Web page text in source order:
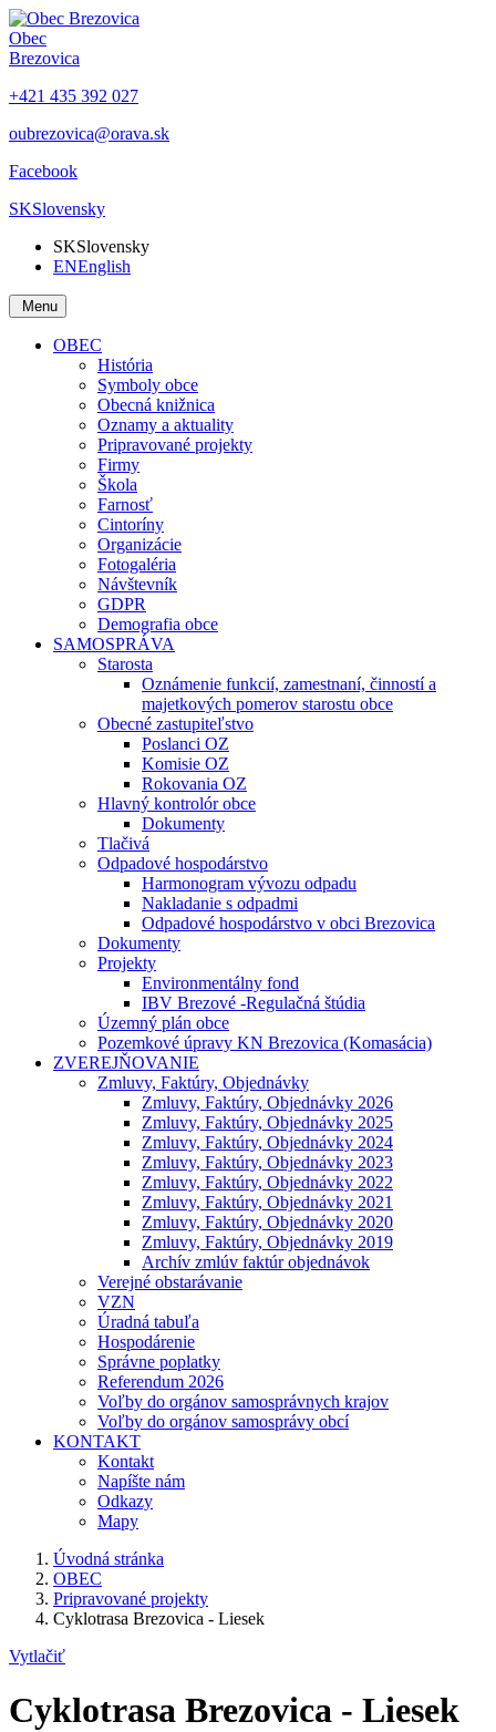
Obec
Brezovica
+421 435 392 027
oubrezovica@orava.sk
Facebook
SKSlovensky
SKSlovensky
ENEnglish
Menu
OBEC
História
Symboly obce
Obecná knižnica
Oznamy a aktuality
Pripravované projekty
Firmy
Škola
Farnosť
Cintoríny
Organizácie
Fotogaléria
Návštevník
GDPR
Demografia obce
SAMOSPRÁVA
Starosta
Oznámenie funkcií, zamestnaní, činností a
majetkových pomerov starostu obce
Obecné zastupiteľstvo
Poslanci OZ
Komisie OZ
Rokovania OZ
Hlavný kontrolór obce
Dokumenty
Tlačivá
Odpadové hospodárstvo
Harmonogram vývozu odpadu
Nakladanie s odpadmi
Odpadové hospodárstvo v obci Brezovica
Dokumenty
Projekty
Environmentálny fond
IBV Brezové -Regulačná štúdia
Územný plán obce
Pozemkové úpravy KN Brezovica (Komasácia)
ZVEREJŇOVANIE
Zmluvy, Faktúry, Objednávky
Zmluvy, Faktúry, Objednávky 2026
Zmluvy, Faktúry, Objednávky 2025
Zmluvy, Faktúry, Objednávky 2024
Zmluvy, Faktúry, Objednávky 2023
Zmluvy, Faktúry, Objednávky 2022
Zmluvy, Faktúry, Objednávky 2021
Zmluvy, Faktúry, Objednávky 2020
Zmluvy, Faktúry, Objednávky 2019
Archív zmlúv faktúr objednávok
Verejné obstarávanie
VZN
Úradná tabuľa
Hospodárenie
Správne poplatky
Referendum 2026
Voľby do orgánov samosprávnych krajov
Voľby do orgánov samosprávy obcí
KONTAKT
Kontakt
Napíšte nám
Odkazy
Mapy
Úvodná stránka
OBEC
Pripravované projekty
Cyklotrasa Brezovica - Liesek
Vytlačiť
Cyklotrasa Brezovica - Liesek